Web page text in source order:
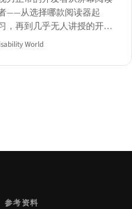
——从选择哪款阅读器起
，再到几乎无人讲授的开发
时间基准。
World
参考资料